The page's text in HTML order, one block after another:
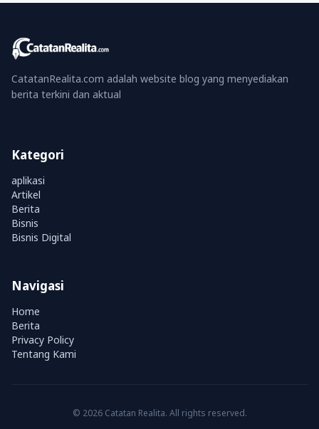
CatatanRealita.com adalah website blog yang menyediakan
berita terkini dan aktual
Kategori
aplikasi
Artikel
Berita
Bisnis
Bisnis Digital
Navigasi
Home
Berita
Privacy Policy
Tentang Kami
© 2026 Catatan Realita. All rights reserved.